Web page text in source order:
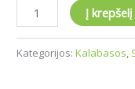
Į krepšelį
Kategorijos: Kalabasos,